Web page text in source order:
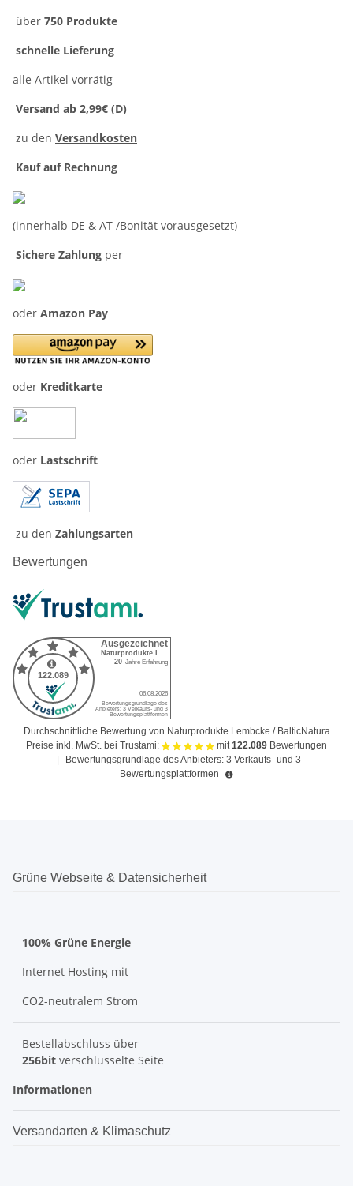
über 750 Produkte
schnelle Lieferung
alle Artikel vorrätig
Versand ab 2,99€ (D)
zu den Versandkosten
Kauf auf Rechnung
(innerhalb DE & AT /Bonität vorausgesetzt)
Sichere Zahlung per
oder Amazon Pay
oder Kreditkarte
oder Lastschrift
zu den Zahlungsarten
Bewertungen
Durchschnittliche Bewertung von Naturprodukte Lembcke / BalticNatura
Preise inkl. MwSt. bei Trustami:
mit122.089 Bewertungen
Bewertungsgrundlage des Anbieters: 3 Verkaufs- und 3
Bewertungsplattformen
Grüne Webseite & Datensicherheit
100% Grüne Energie
Internet Hosting mit
CO2-neutralem Strom
Bestellabschluss über
256bit verschlüsselte Seite
Informationen
Versandarten & Klimaschutz